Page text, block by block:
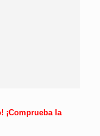
¡Comprueba la